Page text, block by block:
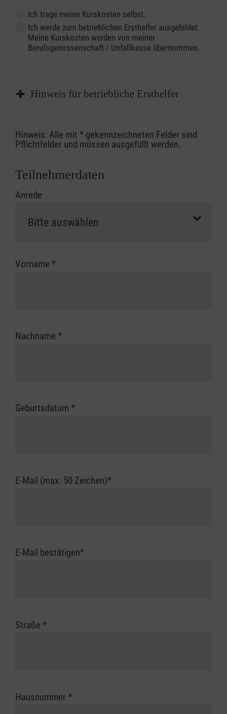
Ich trage meine Kurskosten selbst.
Ich werde zum betrieblichen Ersthelfer ausgebildet.
Meine Kurskosten werden von meiner
Berufsgenossenschaft / Unfallkasse übernommen.
Hinweis für betriebliche Ersthelfer
Sofern Sie ein Kostenübernahmeverfahren
Ihrer Berufsgenossenschaft / Unfallkasse
Abrechnungsunterlagen spätestens zu
erfolgt eine Abrechnung der vollen Kursgebühr
Die notwendigen Formulare für die
zuständigen Berufsgenossenschaft oder
Hinweis: Alle mit * gekennzeichneten Felder sind
Pflichtfelder und müssen ausgefüllt werden.
Teilnehmerdaten
Anrede
Vorname *
Nachname *
Geburtsdatum *
E-Mail (max. 50 Zeichen)*
E-Mail bestätigen*
Straße *
Hausnummer *